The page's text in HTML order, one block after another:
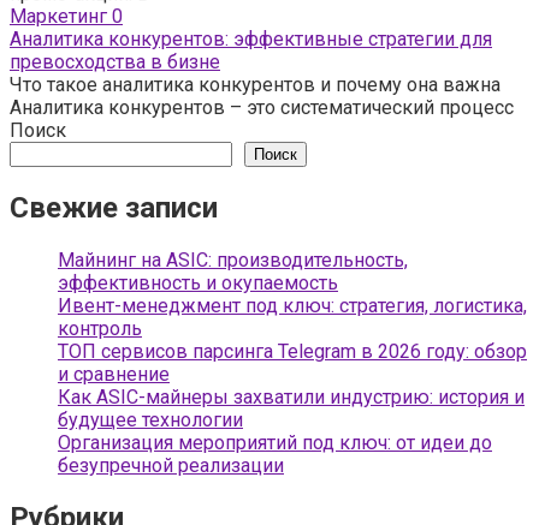
Маркетинг 0
Аналитика конкурентов: эффективные стратегии для
превосходства в бизне
Что такое аналитика конкурентов и почему она важна
Аналитика конкурентов – это систематический процесс
Поиск
Поиск
Свежие записи
Майнинг на ASIC: производительность,
эффективность и окупаемость
Ивент-менеджмент под ключ: стратегия, логистика,
контроль
ТОП сервисов парсинга Telegram в 2026 году: обзор
и сравнение
Как ASIC-майнеры захватили индустрию: история и
будущее технологии
Организация мероприятий под ключ: от идеи до
безупречной реализации
Рубрики